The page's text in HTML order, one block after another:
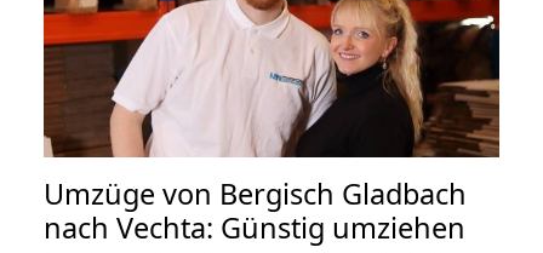
Umzüge von Bergisch Gladbach
nach Vechta: Günstig umziehen